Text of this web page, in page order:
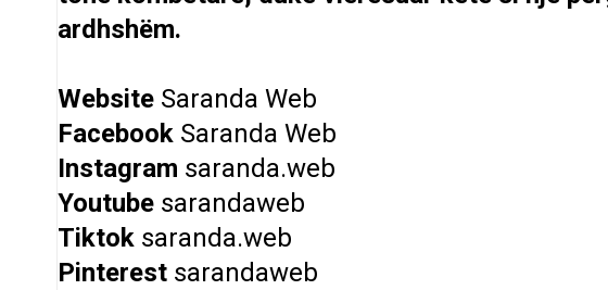
ardhshëm.
Website Saranda Web
Facebook Saranda Web
Instagram saranda.web
Youtube sarandaweb
Tiktok saranda.web
Pinterest sarandaweb